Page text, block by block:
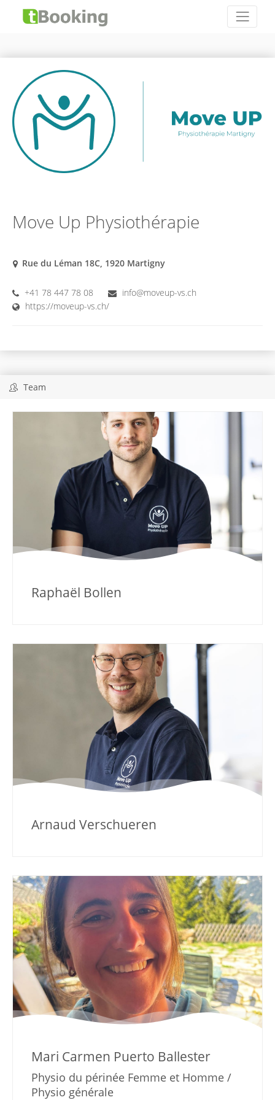
Move Up Physiothérapie
Rue du Léman 18C, 1920 Martigny
+41 78 447 78 08
info@moveup-vs.ch
https://moveup-vs.ch/
Team
Raphaël Bollen
Arnaud Verschueren
Mari Carmen Puerto Ballester
Physio du périnée Femme et Homme /
Physio générale